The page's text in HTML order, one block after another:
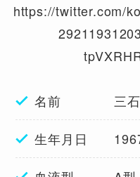
https://twitter.com/
名前 三石琴
生年月日 1967